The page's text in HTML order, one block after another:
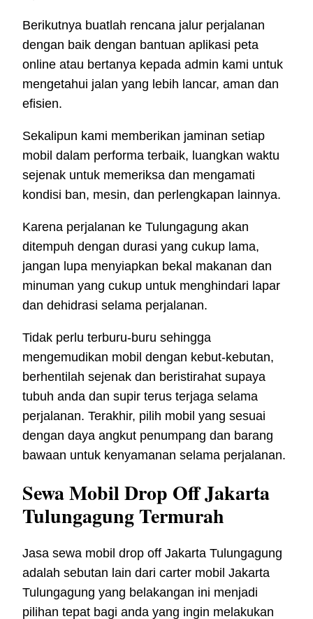
Berikutnya buatlah rencana jalur perjalanan
dengan baik dengan bantuan aplikasi peta
online atau bertanya kepada admin kami untuk
mengetahui jalan yang lebih lancar, aman dan
efisien.
Sekalipun kami memberikan jaminan setiap
mobil dalam performa terbaik, luangkan waktu
sejenak untuk memeriksa dan mengamati
kondisi ban, mesin, dan perlengkapan lainnya.
Karena perjalanan ke Tulungagung akan
ditempuh dengan durasi yang cukup lama,
jangan lupa menyiapkan bekal makanan dan
minuman yang cukup untuk menghindari lapar
dan dehidrasi selama perjalanan.
Tidak perlu terburu-buru sehingga
mengemudikan mobil dengan kebut-kebutan,
berhentilah sejenak dan beristirahat supaya
tubuh anda dan supir terus terjaga selama
perjalanan. Terakhir, pilih mobil yang sesuai
dengan daya angkut penumpang dan barang
bawaan untuk kenyamanan selama perjalanan.
Sewa Mobil Drop Off Jakarta
Tulungagung Termurah
Jasa sewa mobil drop off Jakarta Tulungagung
adalah sebutan lain dari carter mobil Jakarta
Tulungagung yang belakangan ini menjadi
pilihan tepat bagi anda yang ingin melakukan